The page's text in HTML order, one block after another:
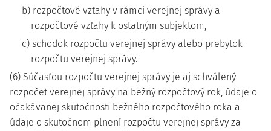
b) rozpočtové vzťahy v rámci verejnej správy a
rozpočtové vzťahy k ostatným subjektom,
c) schodok rozpočtu verejnej správy alebo prebytok
rozpočtu verejnej správy.
(6) Súčasťou rozpočtu verejnej správy je aj schválený
rozpočet verejnej správy na bežný rozpočtový rok, údaje o
očakávanej skutočnosti bežného rozpočtového roka a
údaje o skutočnom plnení rozpočtu verejnej správy za